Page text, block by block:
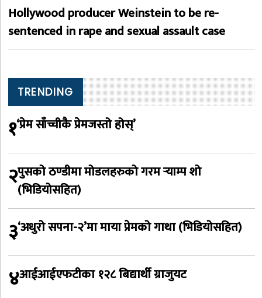
Hollywood producer Weinstein to be re-
sentenced in rape and sexual assault case
TRENDING
१‘प्रेम साँच्चीकै प्रेमजस्तो होस्’
२पुसको ठण्डीमा मोडलहरुको गरम र्‍याम्प शो
(भिडियोसहित)
३‘अधुरो सपना-२’मा माया प्रेमको गाथा (भिडियोसहित)
४आईआईएफटीका १२८ बिद्यार्थी ग्राजुयट